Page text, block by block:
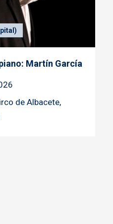
Martín García
de Albacete,